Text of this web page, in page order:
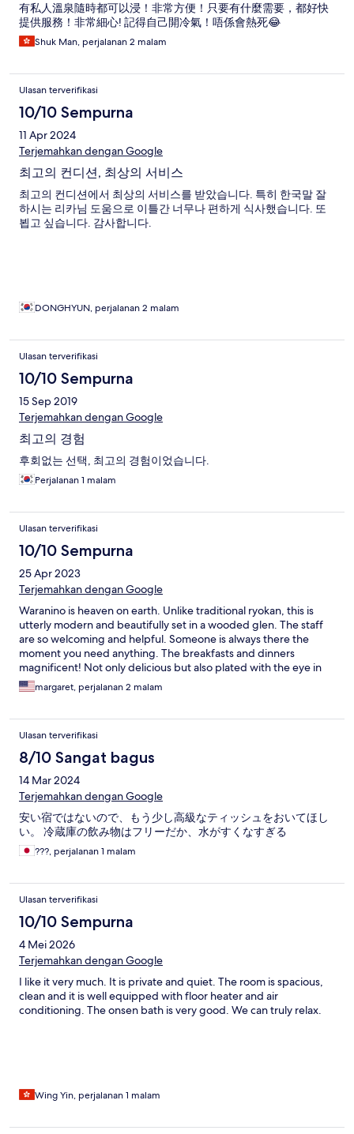
有私人溫泉隨時都可以浸！非常方便！只要有什麼需要，都好快
提供服務！非常細心! 記得自己開冷氣！唔係會熱死😂
Shuk Man, perjalanan 2 malam
Ulasan terverifikasi
10/10 Sempurna
11 Apr 2024
Terjemahkan dengan Google
최고의 컨디션, 최상의 서비스
최고의 컨디션에서 최상의 서비스를 받았습니다. 특히 한국말 잘
하시는 리카님 도움으로 이틀간 너무나 편하게 식사했습니다. 또
뵙고 싶습니다. 감사합니다.
DONGHYUN, perjalanan 2 malam
Ulasan terverifikasi
10/10 Sempurna
15 Sep 2019
Terjemahkan dengan Google
최고의 경험
후회없는 선택, 최고의 경험이었습니다.
Perjalanan 1 malam
Ulasan terverifikasi
10/10 Sempurna
25 Apr 2023
Terjemahkan dengan Google
Waranino is heaven on earth. Unlike traditional ryokan, this is
utterly modern and beautifully set in a wooded glen. The staff
are so welcoming and helpful. Someone is always there the
moment you need anything. The breakfasts and dinners
magnificent! Not only delicious but also plated with the eye in
mind on pottery unique to the area. All in all a terrific get away
spot
margaret, perjalanan 2 malam
Ulasan terverifikasi
8/10 Sangat bagus
14 Mar 2024
Terjemahkan dengan Google
安い宿ではないので、もう少し高級なティッシュをおいてほし
い。 冷蔵庫の飲み物はフリーだか、水がすくなすぎる
???, perjalanan 1 malam
Ulasan terverifikasi
10/10 Sempurna
4 Mei 2026
Terjemahkan dengan Google
I like it very much. It is private and quiet. The room is spacious,
clean and it is well equipped with floor heater and air
conditioning. The onsen bath is very good. We can truly relax.
Wing Yin, perjalanan 1 malam